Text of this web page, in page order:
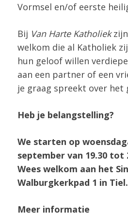
Vormsel en/of eerste
Bij Van Harte Katholiekzijn
welkom die al Katholiek
hun geloof willen
aan een partner of een
je graag spreekt over het
Heb je belangstelling?
We starten op
september van 19.30 tot
Wees welkom aan het
Walburgkerkpad 1 in Tiel.
Meer informatie